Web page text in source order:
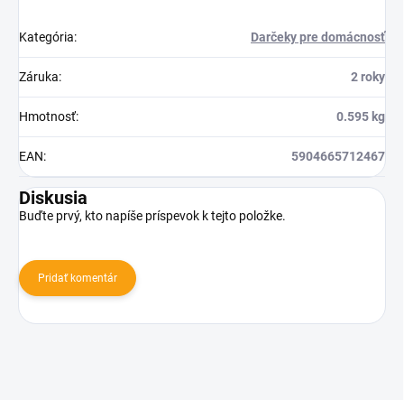
Kategória: Darčeky pre domácnosť
Záruka: 2 roky
Hmotnosť: 0.595 kg
EAN: 5904665712467
Diskusia
Buďte prvý, kto napíše príspevok k tejto položke.
Pridať komentár